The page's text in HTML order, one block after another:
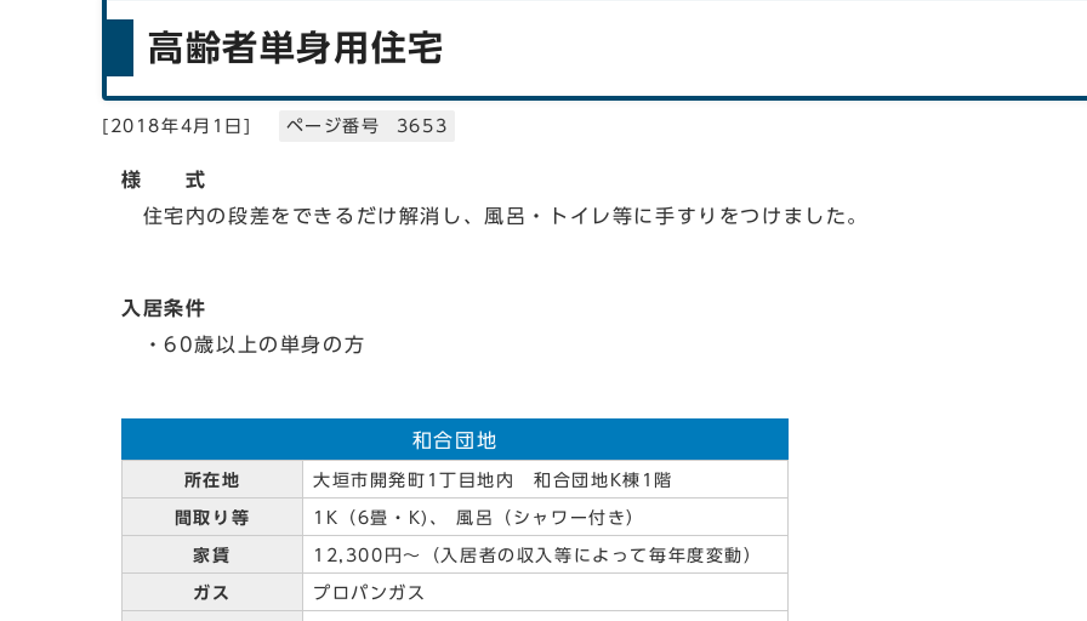
高齢者単身用住宅
2018年4月1日 ページ番号 3653
様 式
住宅内の段差をできるだけ解消し、風呂・トイレ等に手すりをつけました。
入居条件
・60歳以上の単身の方
和合団地
所在地 大垣市開発町1丁目地内 和合団地K棟1階
間取り等 1K（6畳・K)、 風呂（シャワー付き）
家賃 12,300円～（入居者の収入等によって毎年度変動）
ガス プロパンガス